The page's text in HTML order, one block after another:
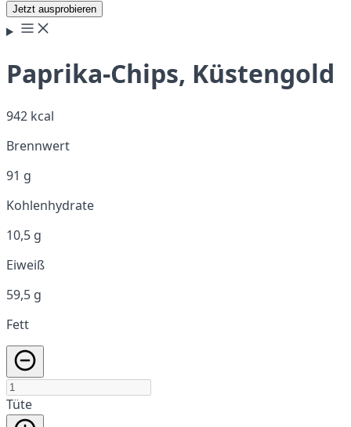
Jetzt ausprobieren
Paprika-Chips, Küstengold
942 kcal
Brennwert
91 g
Kohlenhydrate
10,5 g
Eiweiß
59,5 g
Fett
Tüte